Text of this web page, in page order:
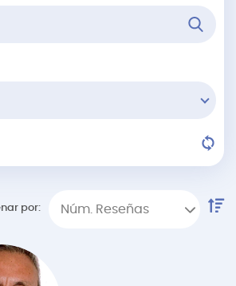
por: Núm. Reseñas